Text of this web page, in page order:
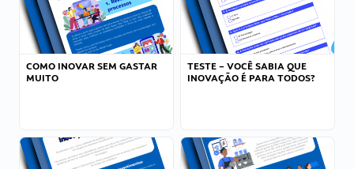
COMO INOVAR SEM GASTAR
MUITO
TESTE – VOCÊ SABIA QUE
INOVAÇÃO É PARA TODOS?